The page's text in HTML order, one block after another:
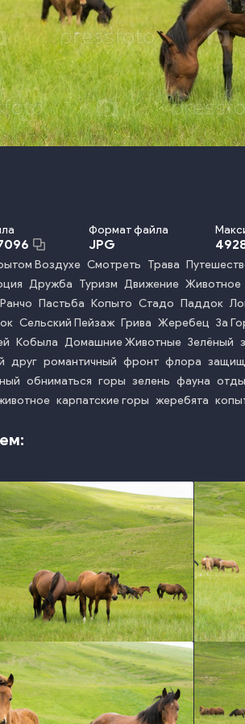
Формат файла
JPG
Воздухе Смотреть Трава
Дружба Туризм Движение Животное
Ранчо Пастьба Копыто Стадо Паддок
Сельский Пейзаж Грива Жеребец За
Кобыла Домашние Животные Зелёный
друг романтичный фронт флора
обниматься горы зелень фауна
карпатские горы жеребята
photo